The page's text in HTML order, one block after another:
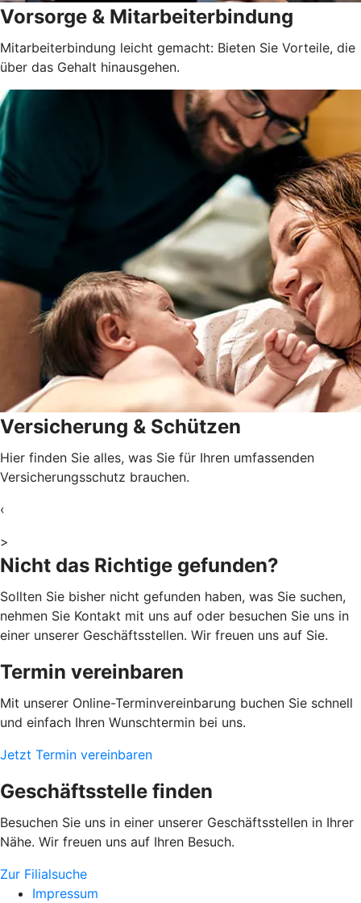
Vorsorge & Mitarbeiterbindung
Mitarbeiterbindung leicht gemacht: Bieten Sie Vorteile, die
über das Gehalt hinausgehen.
Versicherung & Schützen
Hier finden Sie alles, was Sie für Ihren umfassenden
Versicherungsschutz brauchen.
‹
>
Nicht das Richtige gefunden?
Sollten Sie bisher nicht gefunden haben, was Sie suchen,
nehmen Sie Kontakt mit uns auf oder besuchen Sie uns in
einer unserer Geschäftsstellen. Wir freuen uns auf Sie.
Termin vereinbaren
Mit unserer Online-Terminvereinbarung buchen Sie schnell
und einfach Ihren Wunschtermin bei uns.
Jetzt Termin vereinbaren
Geschäftsstelle finden
Besuchen Sie uns in einer unserer Geschäftsstellen in Ihrer
Nähe. Wir freuen uns auf Ihren Besuch.
Zur Filialsuche
Impressum